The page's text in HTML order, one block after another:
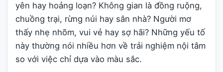
yên hay hoảng loạn? Không gian là đồng ruộng,
chuồng trại, rừng núi hay sân nhà? Người mơ
thấy nhẹ nhõm, vui vẻ hay sợ hãi? Những yếu tố
này thường nói nhiều hơn về trải nghiệm nội tâm
so với việc chỉ dựa vào màu sắc.